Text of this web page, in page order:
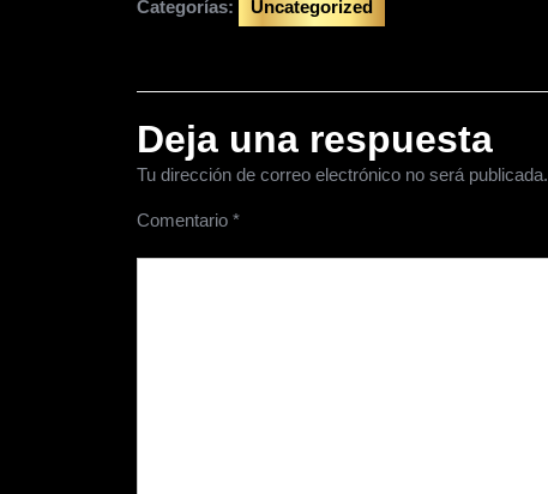
Categorías: Uncategorized
Deja una respuesta
Tu dirección de correo electrónico no será publicada.
Comentario *